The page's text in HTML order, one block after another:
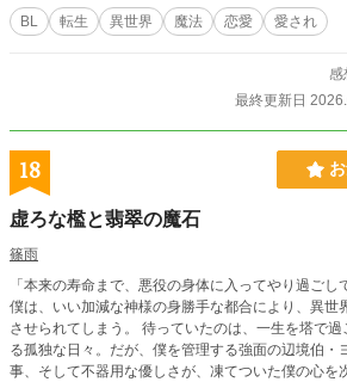
BL 転生 異世界 魔法 恋愛 愛され
感
最終更新日
18
虚ろな檻と翡翠の魔石
篠雨
「本来の寿命まで、悪役の身体に入ってやり過ご
僕は、いい加減な神様の身勝手な都合により、異世
させられてしまう。 待っていたのは、一生を塔で過ごし、魔力を搾取され続け
る孤独な日々。だが、僕を管理する強面の辺境伯・
事、そして不器用な優しさが、凍てついた僕の心を